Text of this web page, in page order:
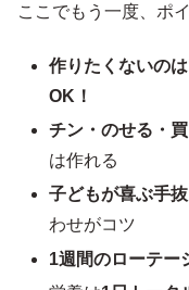
ここでもう一度、ポ
作りたくないの
OK！
チン・のせる・
は作れる
子どもが喜ぶ手
わせがコツ
1週間のローテー